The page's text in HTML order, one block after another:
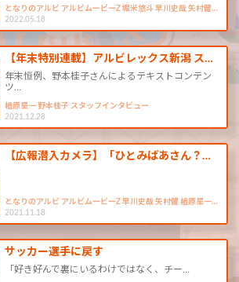
となりのアルビ アルビムービーZ 堀米悠斗 早川史哉 矢村健…
2022.05.18
【年末特別連載】アルビレックス新潟 ス…
年末恒例、野本桂子さんによるテキストコンテン
ツ…
楢原星一 野本桂子 スタッフインタビュー
2021.12.28
【広報潜入カメラ】「ひとみばあさん？…
となりのアルビ アルビムービーZ 早川史哉 矢村健 楢原星一…
2021.11.18
サッカー選手に戻す
「好き好んで裏にいるわけではなく、チー…